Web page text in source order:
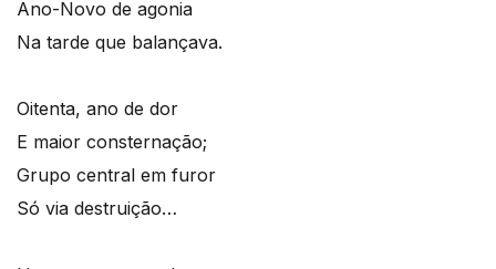
Ano-Novo de agonia
Na tarde que balançava.
Oitenta, ano de dor
E maior consternação;
Grupo central em furor
Só via destruição…